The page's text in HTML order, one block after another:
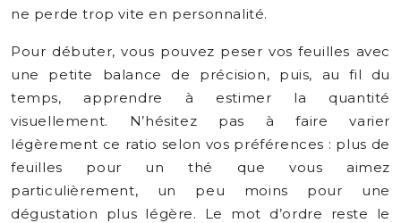
ne perde trop vite en personnalité.
Pour débuter, vous pouvez peser vos feuilles avec
une petite balance de précision, puis, au fil du
temps, apprendre à estimer la quantité
visuellement. N’hésitez pas à faire varier
légèrement ce ratio selon vos préférences : plus de
feuilles pour un thé que vous aimez
particulièrement, un peu moins pour une
dégustation plus légère. Le mot d’ordre reste le